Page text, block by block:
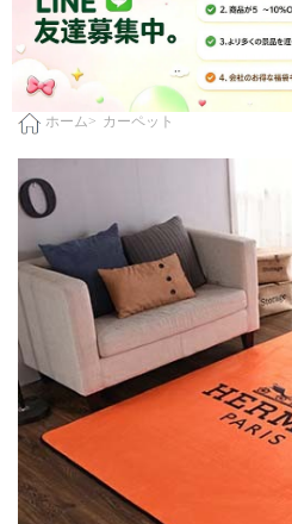
ホーム> カーペット